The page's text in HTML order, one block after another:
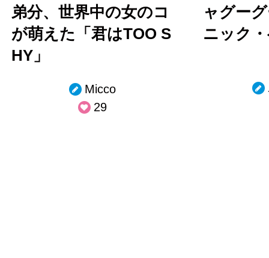
弟分、世界中の女のコ
が萌えた「君はTOO S
HY」
Micco
29
ャグー
ニック